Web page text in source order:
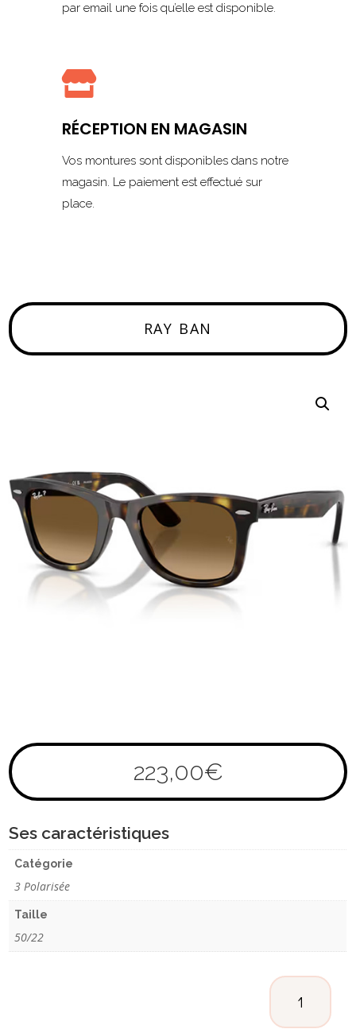
par email une fois qu’elle est disponible.

RÉCEPTION EN MAGASIN
Vos montures sont disponibles dans notre
magasin. Le paiement est effectué sur
place.
RAY BAN
223,00€
Ses caractéristiques
Catégorie
3 Polarisée
Taille
50/22
QUANTITÉ